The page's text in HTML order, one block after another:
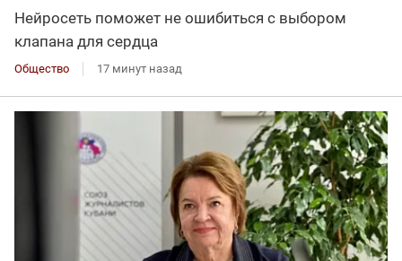
Нейросеть поможет не ошибиться с выбором
клапана для сердца
Общество 17 минут назад